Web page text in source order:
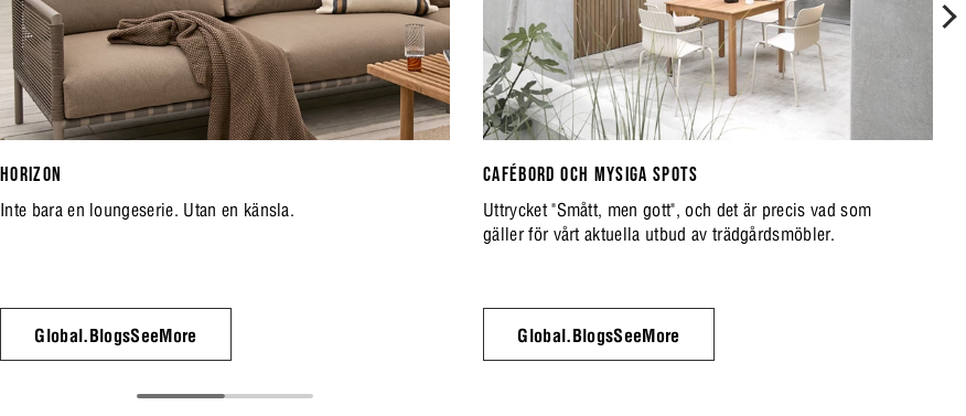
HORIZON
Inte bara en loungeserie. Utan en känsla.
Global.BlogsSeeMore
CAFÉBORD OCH MYSIGA SPOTS
Uttrycket "Smått, men gott", och det är precis vad som
gäller för vårt aktuella utbud av trädgårdsmöbler.
Global.BlogsSeeMore